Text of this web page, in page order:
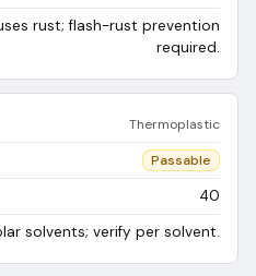
rust; flash-rust prevention
required.
Thermoplastic
Passable
40
solvents; verify per solvent.